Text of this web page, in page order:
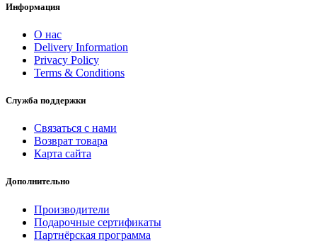
Информация
О нас
Delivery Information
Privacy Policy
Terms & Conditions
Служба поддержки
Связаться с нами
Возврат товара
Карта сайта
Дополнительно
Производители
Подарочные сертификаты
Партнёрская программа